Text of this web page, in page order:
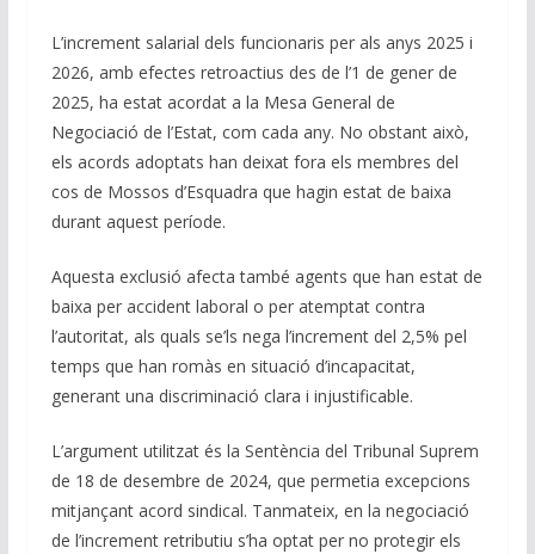
n o
k
p
p
m n
k
L’increment salarial dels funcionaris per als anys 2025 i
2026, amb efectes retroactius des de l’1 de gener de
2025, ha estat acordat a la Mesa General de
Negociació de l’Estat, com cada any. No obstant això,
els acords adoptats han deixat fora els membres del
cos de Mossos d’Esquadra que hagin estat de baixa
durant aquest període.
Aquesta exclusió afecta també agents que han estat de
baixa per accident laboral o per atemptat contra
l’autoritat, als quals se’ls nega l’increment del 2,5% pel
temps que han romàs en situació d’incapacitat,
generant una discriminació clara i injustificable.
L’argument utilitzat és la Sentència del Tribunal Suprem
de 18 de desembre de 2024, que permetia excepcions
mitjançant acord sindical. Tanmateix, en la negociació
de l’increment retributiu s’ha optat per no protegir els